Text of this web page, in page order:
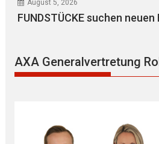
August 5, 2026
FUNDSTÜCKE suchen neuen
AXA Generalvertretung